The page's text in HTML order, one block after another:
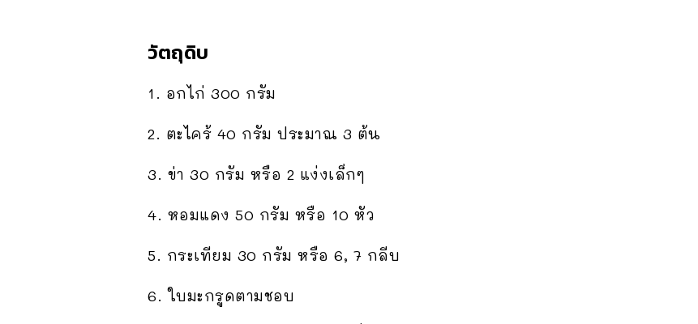
วัตถุดิบ
1. อกไก่ 300 กรัม
2. ตะไคร้ 40 กรัม ประมาณ 3 ต้น
3. ข่า 30 กรัม หรือ 2 แง่งเล็กๆ
4. หอมแดง 50 กรัม หรือ 10 หัว
5. กระเทียม 30 กรัม หรือ 6, 7 กลีบ
6. ใบมะกรูดตามชอบ